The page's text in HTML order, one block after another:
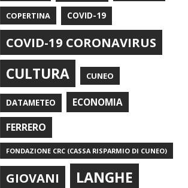
COPERTINA COVID-19
COVID-19 CORONAVIRUS
CULTURA CUNEO
DATAMETEO ECONOMIA
FERRERO
FONDAZIONE CRC (CASSA RISPARMIO DI CUNEO)
GIOVANI LANGHE